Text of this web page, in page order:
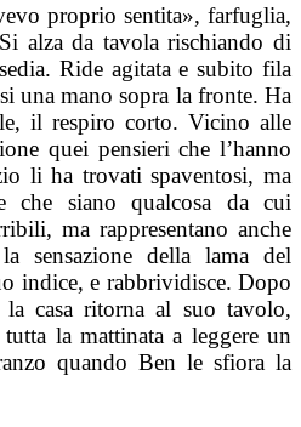
proprio sentita», farfuglia,
alza da tavola rischiando di
Ride agitata e subito fila
una mano sopra la fronte. Ha
il respiro corto. Vicino alle
quei pensieri che l’hanno
li ha trovati spaventosi, ma
che siano qualcosa da cui
ma rappresentano anche
sensazione della lama del
indice, e rabbrividisce. Dopo
casa ritorna al suo tavolo,
la mattinata a leggere un
quando Ben le sfiora la